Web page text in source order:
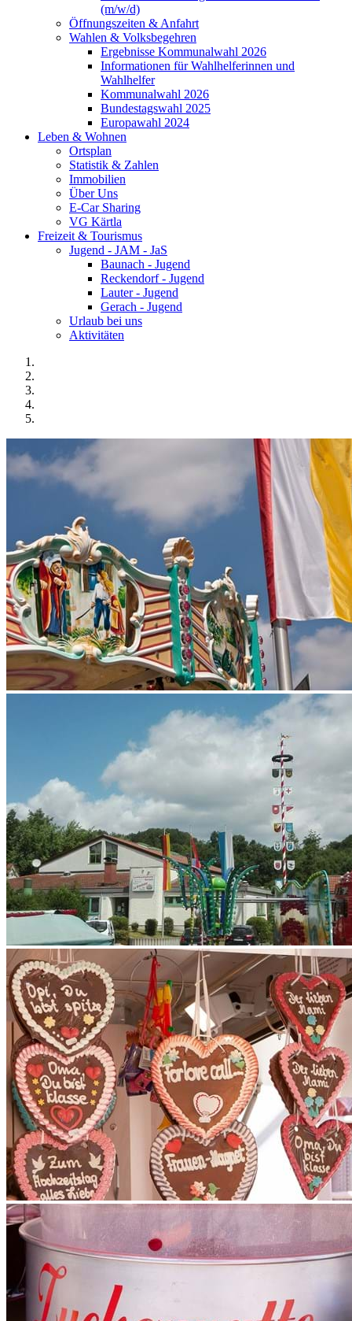
(m/w/d)
Öffnungszeiten & Anfahrt
Wahlen & Volksbegehren
Ergebnisse Kommunalwahl 2026
Informationen für Wahlhelferinnen und
Wahlhelfer
Kommunalwahl 2026
Bundestagswahl 2025
Europawahl 2024
Leben & Wohnen
Ortsplan
Statistik & Zahlen
Immobilien
Über Uns
E-Car Sharing
VG Kärtla
Freizeit & Tourismus
Jugend - JAM - JaS
Baunach - Jugend
Reckendorf - Jugend
Lauter - Jugend
Gerach - Jugend
Urlaub bei uns
Aktivitäten